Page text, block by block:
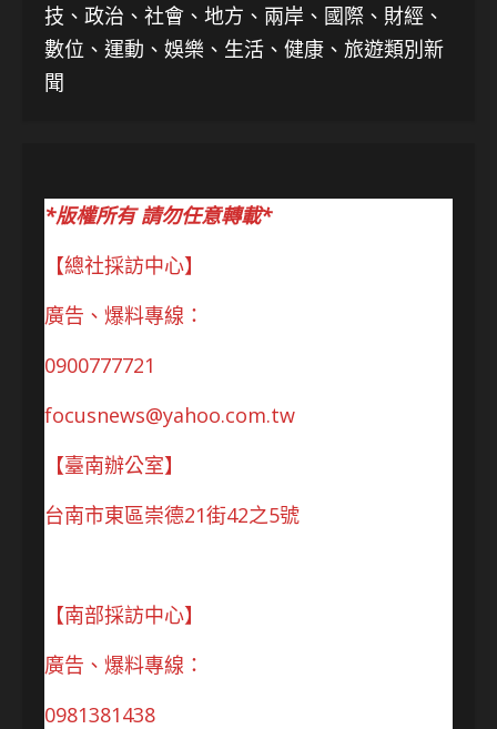
技、 政治、社會、地方、兩岸、國際、財經、
數位、運動、娛樂、生活、健康、旅遊類別新
聞
*版權所有 請勿任意轉載*
【總社採訪中心】
廣告、爆料專線：
0900777721
focusnews@yahoo.com.tw
【臺南辦公室】
台南市東區崇德21街42之5號
【南部採訪中心】
廣告、爆料專線：
0981381438